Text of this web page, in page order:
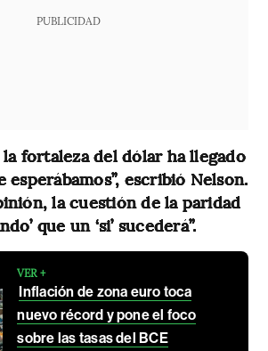
PUBLICIDAD
fortaleza del dólar ha llegado
esperábamos”, escribió Nelson.
la cuestión de la paridad
que un ‘si’ sucederá”.
VER +
Inflación de zona euro toca
nuevo récord y pone el foco
sobre las tasas del BCE